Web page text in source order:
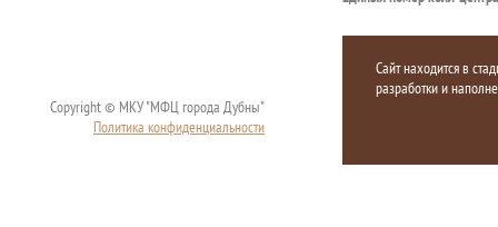
Copyright © МКУ "МФЦ города Дубны"
Политика конфиденциальности
Сайт находится в
разработки и